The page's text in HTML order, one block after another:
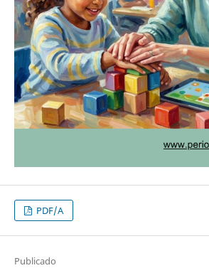
PDF/A
Publicado